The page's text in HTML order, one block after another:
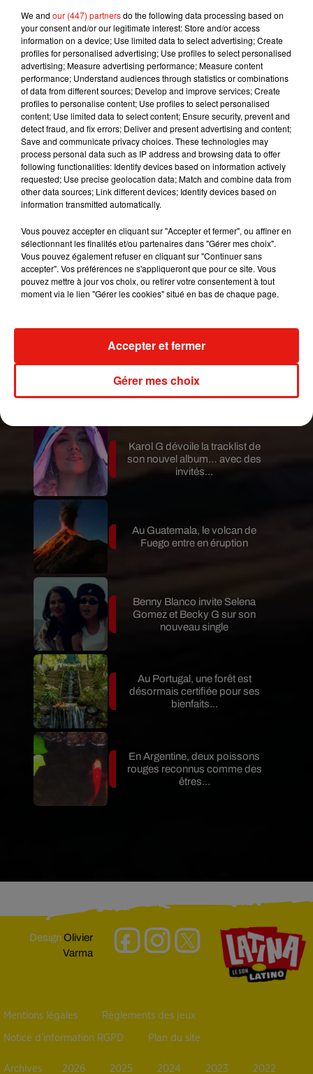
Publié : 14 novembre 2017 à 9h24 par Jérome
plage :
Écouter le podcast
Et ce dépaysement est à portée de main. Toute la
semaine prochaine, on vous fait gagnerun voyage
au Costa Ricasur Latina. Restez à l’écoute !
Florian sera même en délocalisation sur place
pour vous faire découvrir ce fabuleux pays de
l'ntérieur.
Chronique diffusée le 13 novembre 2017 dans
les "bons plans latinos" de Jérôme.
À retrouver sur l'antenne de radio Latina du lundi
au vendredi à 12h et 18h.
Mundo Latino
Le fourmilier géant fait son retour
en Argentine, et en pleine...
Karol G dévoile la tracklist de
son nouvel album… avec des
invités...
Au Guatemala, le volcan de
Fuego entre en éruption
Benny Blanco invite Selena
Gomez et Becky G sur son
nouveau single
Au Portugal, une forêt est
désormais certifiée pour ses
bienfaits...
En Argentine, deux poissons
rouges reconnus comme des
êtres...
DesignOlivier
Varma
Mentions légales Règlements des jeux
Notice d’information RGPD Plan du site
Archives 2026 2025 2024 2023 2022
We and our (447) partnersdo the following data processing based on
your consent and/or our legitimate interest: Store and/or access
information on a device; Use limited data to select advertising; Create
profiles for personalised advertising; Use profiles to select personalised
advertising; Measure advertising performance; Measure content
performance; Understand audiences through statistics or combinations
of data from different sources; Develop and improve services; Create
profiles to personalise content; Use profiles to select personalised
content; Use limited data to select content; Ensure security, prevent and
detect fraud, and fix errors; Deliver and present advertising and content;
Save and communicate privacy choices. These technologies may
process personal data such as IP address and browsing data to offer
following functionalities: Identify devices based on information actively
requested; Use precise geolocation data; Match and combine data from
other data sources; Link different devices; Identify devices based on
information transmitted automatically.
Vous pouvez accepter en cliquant sur "Accepter et fermer", ou affiner en
sélectionnant les finalités et/ou partenaires dans "Gérer mes choix".
Vous pouvez également refuser en cliquant sur "Continuer sans
accepter". Vos préférences ne s'appliqueront que pour ce site. Vous
pouvez mettre à jour vos choix, ou retirer votre consentement à tout
moment via le lien "Gérer les cookies" situé en bas de chaque page.
Gérer mes choix
Accepter et fermer